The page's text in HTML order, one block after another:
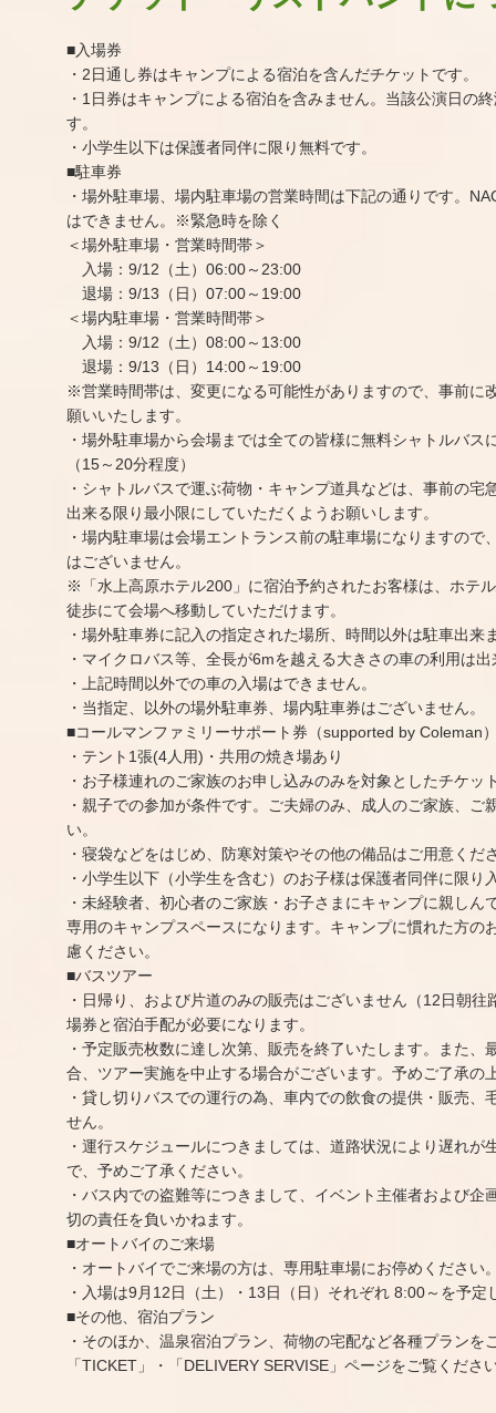
■入場券
・2日通し券はキャンプによる宿泊を含んだチケットです。
・1日券はキャンプによる宿泊を含みません。当該公演日の
す。
・小学生以下は保護者同伴に限り無料です。
■駐車券
・場外駐車場、場内駐車場の営業時間は下記の通りです。
はできません。※緊急時を除く
＜場外駐車場・営業時間帯＞
入場：9/12（土）06:00～23:00
退場：9/13（日）07:00～19:00
＜場内駐車場・営業時間帯＞
入場：9/12（土）08:00～13:00
退場：9/13（日）14:00～19:00
※営業時間帯は、変更になる可能性がありますので、事前に
願いいたします。
・場外駐車場から会場までは全ての皆様に無料シャトルバス
（15～20分程度）
・シャトルバスで運ぶ荷物・キャンプ道具などは、事前の宅
出来る限り最小限にしていただくようお願いします。
・場内駐車場は会場エントランス前の駐車場になりますので
はございません。
※「水上高原ホテル200」に宿泊予約されたお客様は、ホテ
徒歩にて会場へ移動していただけます。
・場外駐車券に記入の指定された場所、時間以外は駐車出来
・マイクロバス等、全長が6mを越える大きさの車の利用は
・上記時間以外での車の入場はできません。
・当指定、以外の場外駐車券、場内駐車券はございません。
■コールマンファミリーサポート券（supported by Coleman
・テント1張(4人用)・共用の焼き場あり
・お子様連れのご家族のお申し込みのみを対象としたチケッ
・親子での参加が条件です。ご夫婦のみ、成人のご家族、ご
い。
・寝袋などをはじめ、防寒対策やその他の備品はご用意くだ
・小学生以下（小学生を含む）のお子様は保護者同伴に限り
・未経験者、初心者のご家族・お子さまにキャンプに親しん
専用のキャンプスペースになります。キャンプに慣れた方の
慮ください。
■バスツアー
・日帰り、および片道のみの販売はございません（12日朝
場券と宿泊手配が必要になります。
・予定販売枚数に達し次第、販売を終了いたします。また、
合、ツアー実施を中止する場合がございます。予めご了承の
・貸し切りバスでの運行の為、車内での飲食の提供・販売、
せん。
・運行スケジュールにつきましては、道路状況により遅れが
で、予めご了承ください。
・バス内での盗難等につきまして、イベント主催者および企
切の責任を負いかねます。
■オートバイのご来場
・オートバイでご来場の方は、専用駐車場にお停めください
・入場は9月12日（土）・13日（日）それぞれ 8:00～を予定
■その他、宿泊プラン
・そのほか、温泉宿泊プラン、荷物の宅配など各種プランを
「TICKET」・「DELIVERY SERVISE」ページをご覧くださ